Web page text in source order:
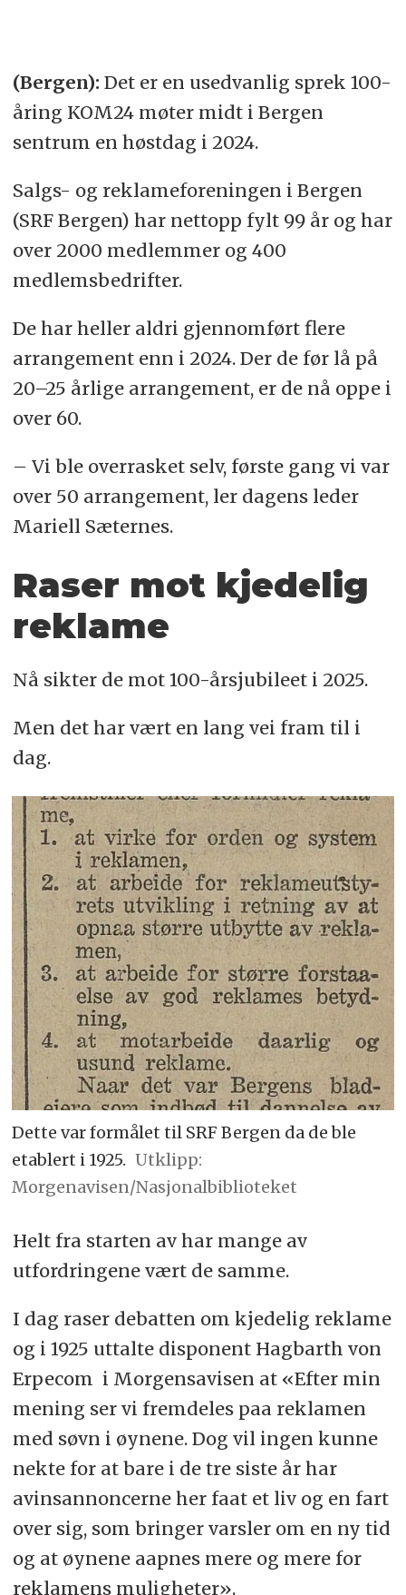
(Bergen): Det er en usedvanlig sprek 100-
åring KOM24 møter midt i Bergen
sentrum en høstdag i 2024.
Salgs- og reklameforeningen i Bergen
(SRF Bergen) har nettopp fylt 99 år og har
over 2000 medlemmer og 400
medlemsbedrifter.
De har heller aldri gjennomført flere
arrangement enn i 2024. Der de før lå på
20–25 årlige arrangement, er de nå oppe i
over 60.
– Vi ble overrasket selv, første gang vi var
over 50 arrangement, ler dagens leder
Mariell Sæternes.
Raser mot kjedelig
reklame
Nå sikter de mot 100-årsjubileet i 2025.
Men det har vært en lang vei fram til i
dag.
Dette var formålet til SRF Bergen da de ble
etablert i 1925. Utklipp:
Morgenavisen/Nasjonalbiblioteket
Helt fra starten av har mange av
utfordringene vært de samme.
I dag raser debatten om kjedelig reklame
og i 1925 uttalte disponent Hagbarth von
Erpecom i Morgensavisen at «Efter min
mening ser vi fremdeles paa reklamen
med søvn i øynene. Dog vil ingen kunne
nekte for at bare i de tre siste år har
avinsannoncerne her faat et liv og en fart
over sig, som bringer varsler om en ny tid
og at øynene aapnes mere og mere for
reklamens muligheter».